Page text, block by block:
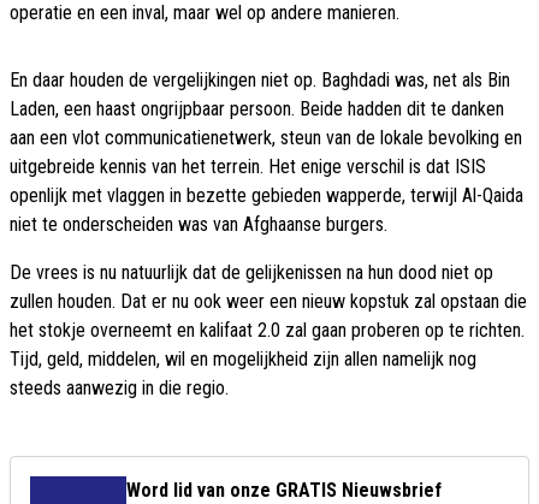
operatie en een inval, maar wel op andere manieren.
En daar houden de vergelijkingen niet op. Baghdadi was, net als Bin
Laden, een haast ongrijpbaar persoon. Beide hadden dit te danken
aan een vlot communicatienetwerk, steun van de lokale bevolking en
uitgebreide kennis van het terrein. Het enige verschil is dat ISIS
openlijk met vlaggen in bezette gebieden wapperde, terwijl Al-Qaida
niet te onderscheiden was van Afghaanse burgers.
De vrees is nu natuurlijk dat de gelijkenissen na hun dood niet op
zullen houden. Dat er nu ook weer een nieuw kopstuk zal opstaan die
het stokje overneemt en kalifaat 2.0 zal gaan proberen op te richten.
Tijd, geld, middelen, wil en mogelijkheid zijn allen namelijk nog
steeds aanwezig in die regio.
Word lid van onze GRATIS Nieuwsbrief